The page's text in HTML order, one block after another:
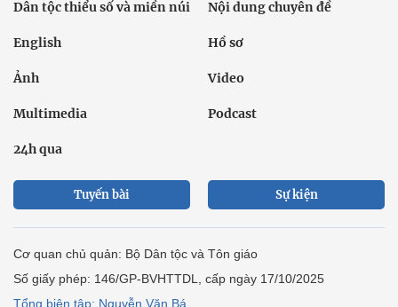
Dân tộc thiểu số và miền núi Nội dung chuyên đề
English Hồ sơ
Ảnh Video
Multimedia Podcast
24h qua
Tuyến bài Sự kiện
Cơ quan chủ quản: Bộ Dân tộc và Tôn giáo
Số giấy phép: 146/GP-BVHTTDL, cấp ngày 17/10/2025
Tổng biên tập: Nguyễn Văn Bá